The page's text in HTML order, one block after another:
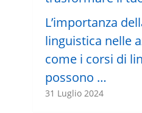
L’importanza
linguistica nelle
come i corsi di
possono …
31 Luglio 2024